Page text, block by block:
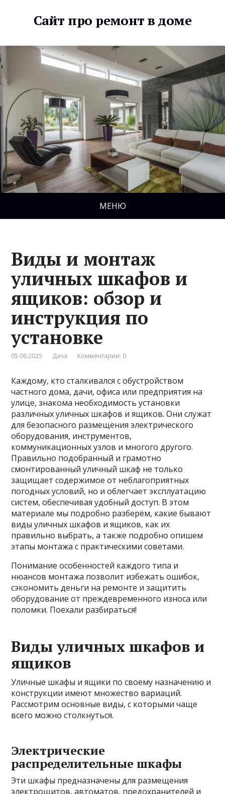
Сайт про ремонт в доме
МЕНЮ
Виды и монтаж
уличных шкафов и
ящиков: обзор и
инструкция по
установке
05.06.2025 Дача Комментарии: 0
Каждому, кто сталкивался с обустройством
частного дома, дачи, офиса или предприятия на
улице, знакома необходимость установки
различных уличных шкафов и ящиков. Они служат
для безопасного размещения электрического
оборудования, инструментов,
коммуникационных узлов и многого другого.
Правильно подобранный и грамотно
смонтированный уличный шкаф не только
защищает содержимое от неблагоприятных
погодных условий, но и облегчает эксплуатацию
систем, обеспечивая удобный доступ. В этом
материале мы подробно разберём, какие бывают
виды уличных шкафов и ящиков, как их
правильно выбрать, а также подробно опишем
этапы монтажа с практическими советами.
Понимание особенностей каждого типа и
нюансов монтажа позволит избежать ошибок,
сэкономить деньги на ремонте и защитить
оборудование от преждевременного износа или
поломки. Поехали разбираться!
Виды уличных шкафов и
ящиков
Уличные шкафы и ящики по своему назначению и
конструкции имеют множество вариаций.
Рассмотрим основные виды, с которыми чаще
всего можно столкнуться.
Электрические
распределительные шкафы
Эти шкафы предназначены для размещения
электрощитов, автоматов, предохранителей и